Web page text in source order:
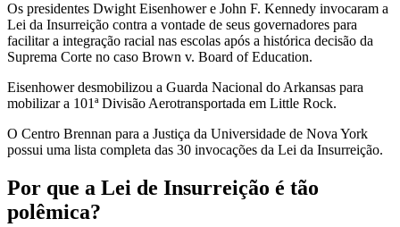
Os presidentes Dwight Eisenhower e John F. Kennedy invocaram a
Lei da Insurreição contra a vontade de seus governadores para
facilitar a integração racial nas escolas após a histórica decisão da
Suprema Corte no caso Brown v. Board of Education.
Eisenhower desmobilizou a Guarda Nacional do Arkansas para
mobilizar a 101ª Divisão Aerotransportada em Little Rock.
O Centro Brennan para a Justiça da Universidade de Nova York
possui uma lista completa das 30 invocações da Lei da Insurreição.
Por que a Lei de Insurreição é tão
polêmica?